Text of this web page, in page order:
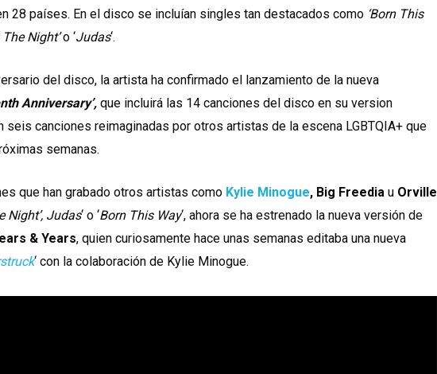
28 países. En el disco se incluían singles tan destacados como ‘Born This
The Night’o ‘Judas‘.
del disco, la artista ha confirmado el lanzamiento de la nueva
Anniversary’,que incluirá las 14 canciones del disco en su version
seis canciones reimaginadas por otros artistas de la escena LGBTQIA+ que
semanas.
que han grabado otros artistas como Kylie Minogue, Big Freedia u Orville
Night’, Judas‘ o ‘Born This Way‘, ahora se ha estrenado la nueva versión de
& Years, quien curiosamente hace unas semanas editaba una nueva
‘ con la colaboración de Kylie Minogue.